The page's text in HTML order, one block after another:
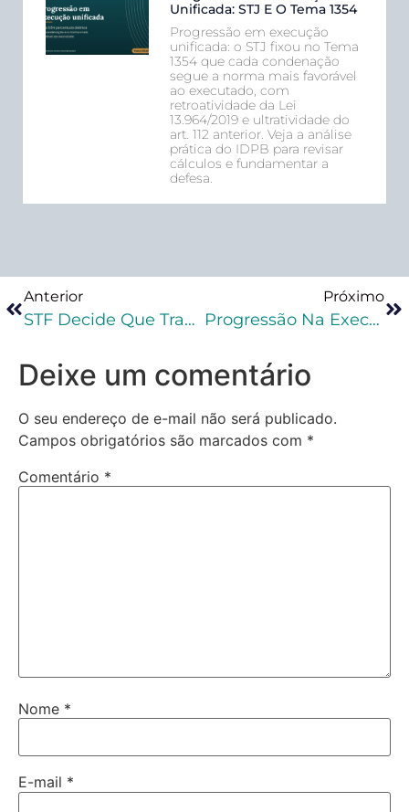
Unificada: STJ E O Tema 1354
Progressão em execução
unificada: o STJ fixou no Tema
1354 que cada condenação
segue a norma mais favorável
ao executado, com
retroatividade da Lei
13.964/2019 e ultratividade do
art. 112 anterior. Veja a análise
prática do IDPB para revisar
cálculos e fundamentar a
defesa.
Anterior
STF Decide Que Transexuais E Travestis Com Identificação Com Gênero Feminino Poderão Optar Por Cumprir Pena Em Presídio Feminino Ou Masculino,
Próximo
Progressão Na Execução Penal E O Pacote Anticrime
Deixe um comentário
O seu endereço de e-mail não será publicado.
Campos obrigatórios são marcados com *
Comentário *
Nome *
E-mail *